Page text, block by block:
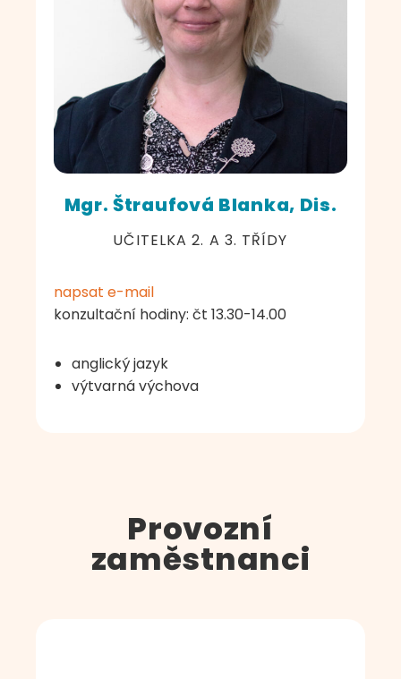
Mgr. Štraufová Blanka, Dis.
UČITELKA 2. A 3. TŘÍDY
napsat e-mail
konzultační hodiny: čt 13.30-14.00
anglický jazyk
výtvarná výchova
Provozní
zaměstnanci